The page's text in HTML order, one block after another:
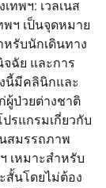
ทพฯ: เวลเนส
ฯ เป็นจุดหมาย
รับนักเดินทาง
จฉัย และการ
นี้มีคลินิกและ
ผู้ป่วยต่างชาติ
รแกรมเกี่ยวกับ
สมรรถภาพ
เหมาะสำหรับ
สั้นโดยไม่ต้อง